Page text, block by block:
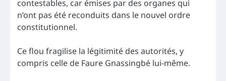
contestables, car émises par des organes qui
n’ont pas été reconduits dans le nouvel ordre
constitutionnel.
Ce flou fragilise la légitimité des autorités, y
compris celle de Faure Gnassingbé lui-même.